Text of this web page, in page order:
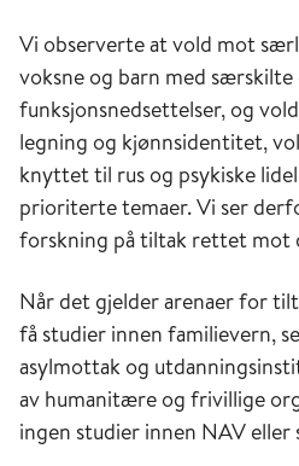
Vi observerte at vold mot
voksne og barn med
funksjonsnedsettelser, og
legning og kjønnsidentitet,
knyttet til rus og psykiske
prioriterte temaer. Vi ser
forskning på tiltak rettet mot
Når det gjelder arenaer for
få studier innen familievern,
asylmottak og
av humanitære og frivillige
ingen studier innen NAV eller